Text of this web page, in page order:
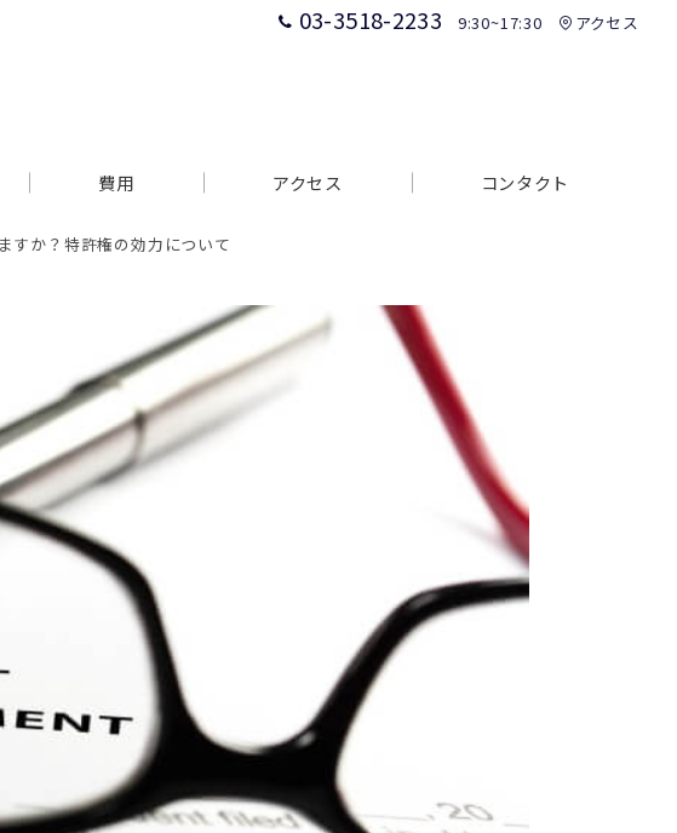
03-3518-2233 9:30~17:30 アクセス
費用 アクセス コンタクト
すか？特許権の効力について